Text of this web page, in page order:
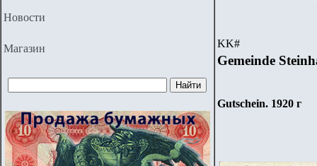
Новости
Магазин KK#
Gemeinde
Gutschein. 1920 г